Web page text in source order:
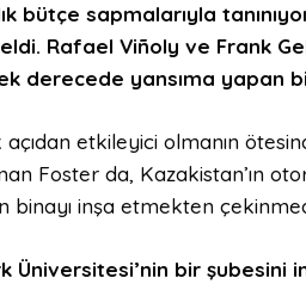
bütçe sapmalarıyla
Rafael Viñoly ve Frank
derecede yansıma yapan
açıdan etkileyici olmanın
Foster da, Kazakistan’ın
binayı inşa etmekten
Üniversitesi’nin bir şubesini